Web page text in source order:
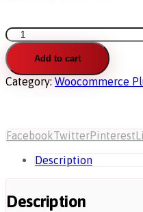
Woocommerce
Plugin
–
Zásielkovňa
quantity
Add to cart
Category: Woocommerce
FacebookTwitterPinterest
Description
Description